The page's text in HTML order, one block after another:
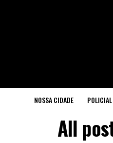
NOSSA CIDADE POLICIAL
All